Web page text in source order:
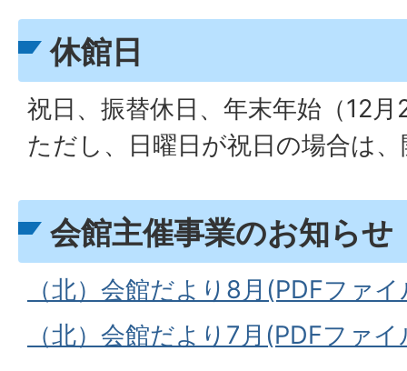
休館日
祝日、振替休日、年末年始（12
ただし、日曜日が祝日の場合は、
会館主催事業のお知らせ
（北）会館だより8月(PDFファ
（北）会館だより7月(PDFファ